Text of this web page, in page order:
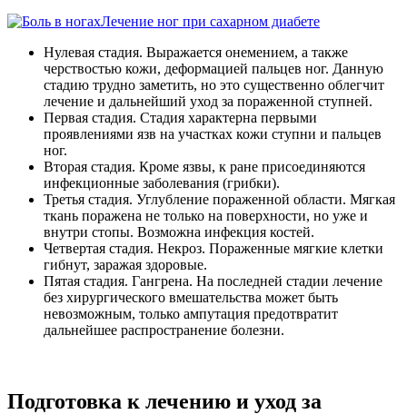
Лечение ног при сахарном диабете
Нулевая стадия. Выражается онемением, а также
черствостью кожи, деформацией пальцев ног. Данную
стадию трудно заметить, но это существенно облегчит
лечение и дальнейший уход за пораженной ступней.
Первая стадия. Стадия характерна первыми
проявлениями язв на участках кожи ступни и пальцев
ног.
Вторая стадия. Кроме язвы, к ране присоединяются
инфекционные заболевания (грибки).
Третья стадия. Углубление пораженной области. Мягкая
ткань поражена не только на поверхности, но уже и
внутри стопы. Возможна инфекция костей.
Четвертая стадия. Некроз. Пораженные мягкие клетки
гибнут, заражая здоровые.
Пятая стадия. Гангрена. На последней стадии лечение
без хирургического вмешательства может быть
невозможным, только ампутация предотвратит
дальнейшее распространение болезни.
Подготовка к лечению и уход за